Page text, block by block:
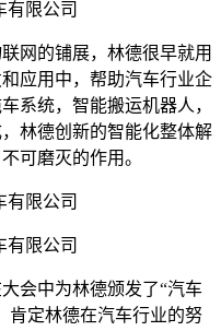
网的铺展，林德很早就用
应用中，帮助汽车行业企
系统，智能搬运机器人，
林德创新的智能化整体解
可磨灭的作用。
会中为林德颁发了“汽车
肯定林德在汽车行业的努